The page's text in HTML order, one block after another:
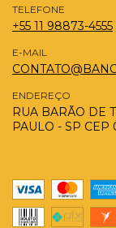
TELEFONE
+55 11 98873-4555
E-MAIL
ENDEREÇO
RUA BARÃO DE
PAULO - SP CEP